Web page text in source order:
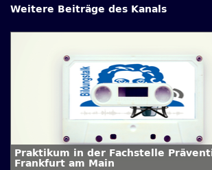
Weitere Beiträge des Kanals
Praktikum in der Fachstelle
Frankfurt am Main